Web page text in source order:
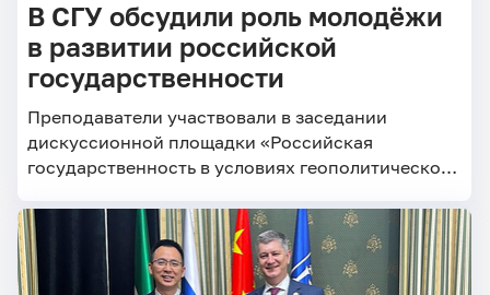
В СГУ обсудили роль молодёжи
в развитии российской
государственности
Преподаватели участвовали в заседании
дискуссионной площадки «Российская
государственность в условиях геополитической